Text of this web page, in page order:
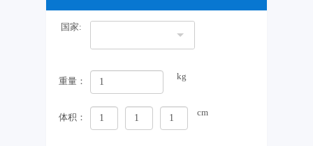
国家:
重量： kg
体积： cm